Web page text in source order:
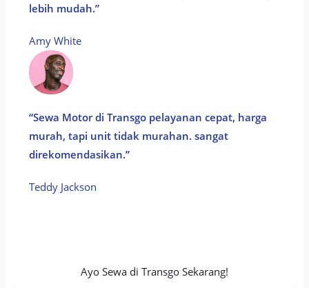
lebih mudah.”
Amy White​
“Sewa Motor di Transgo pelayanan cepat, harga
murah, tapi unit tidak murahan. sangat
direkomendasikan.”
Teddy Jackson​
Ayo Sewa di Transgo Sekarang!